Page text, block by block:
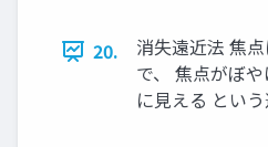
20.
消失遠近法 焦
で、 焦点がぼ
に見える という